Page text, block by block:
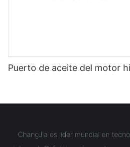
Puerto de aceite del motor
ChangJia es líder mundial en